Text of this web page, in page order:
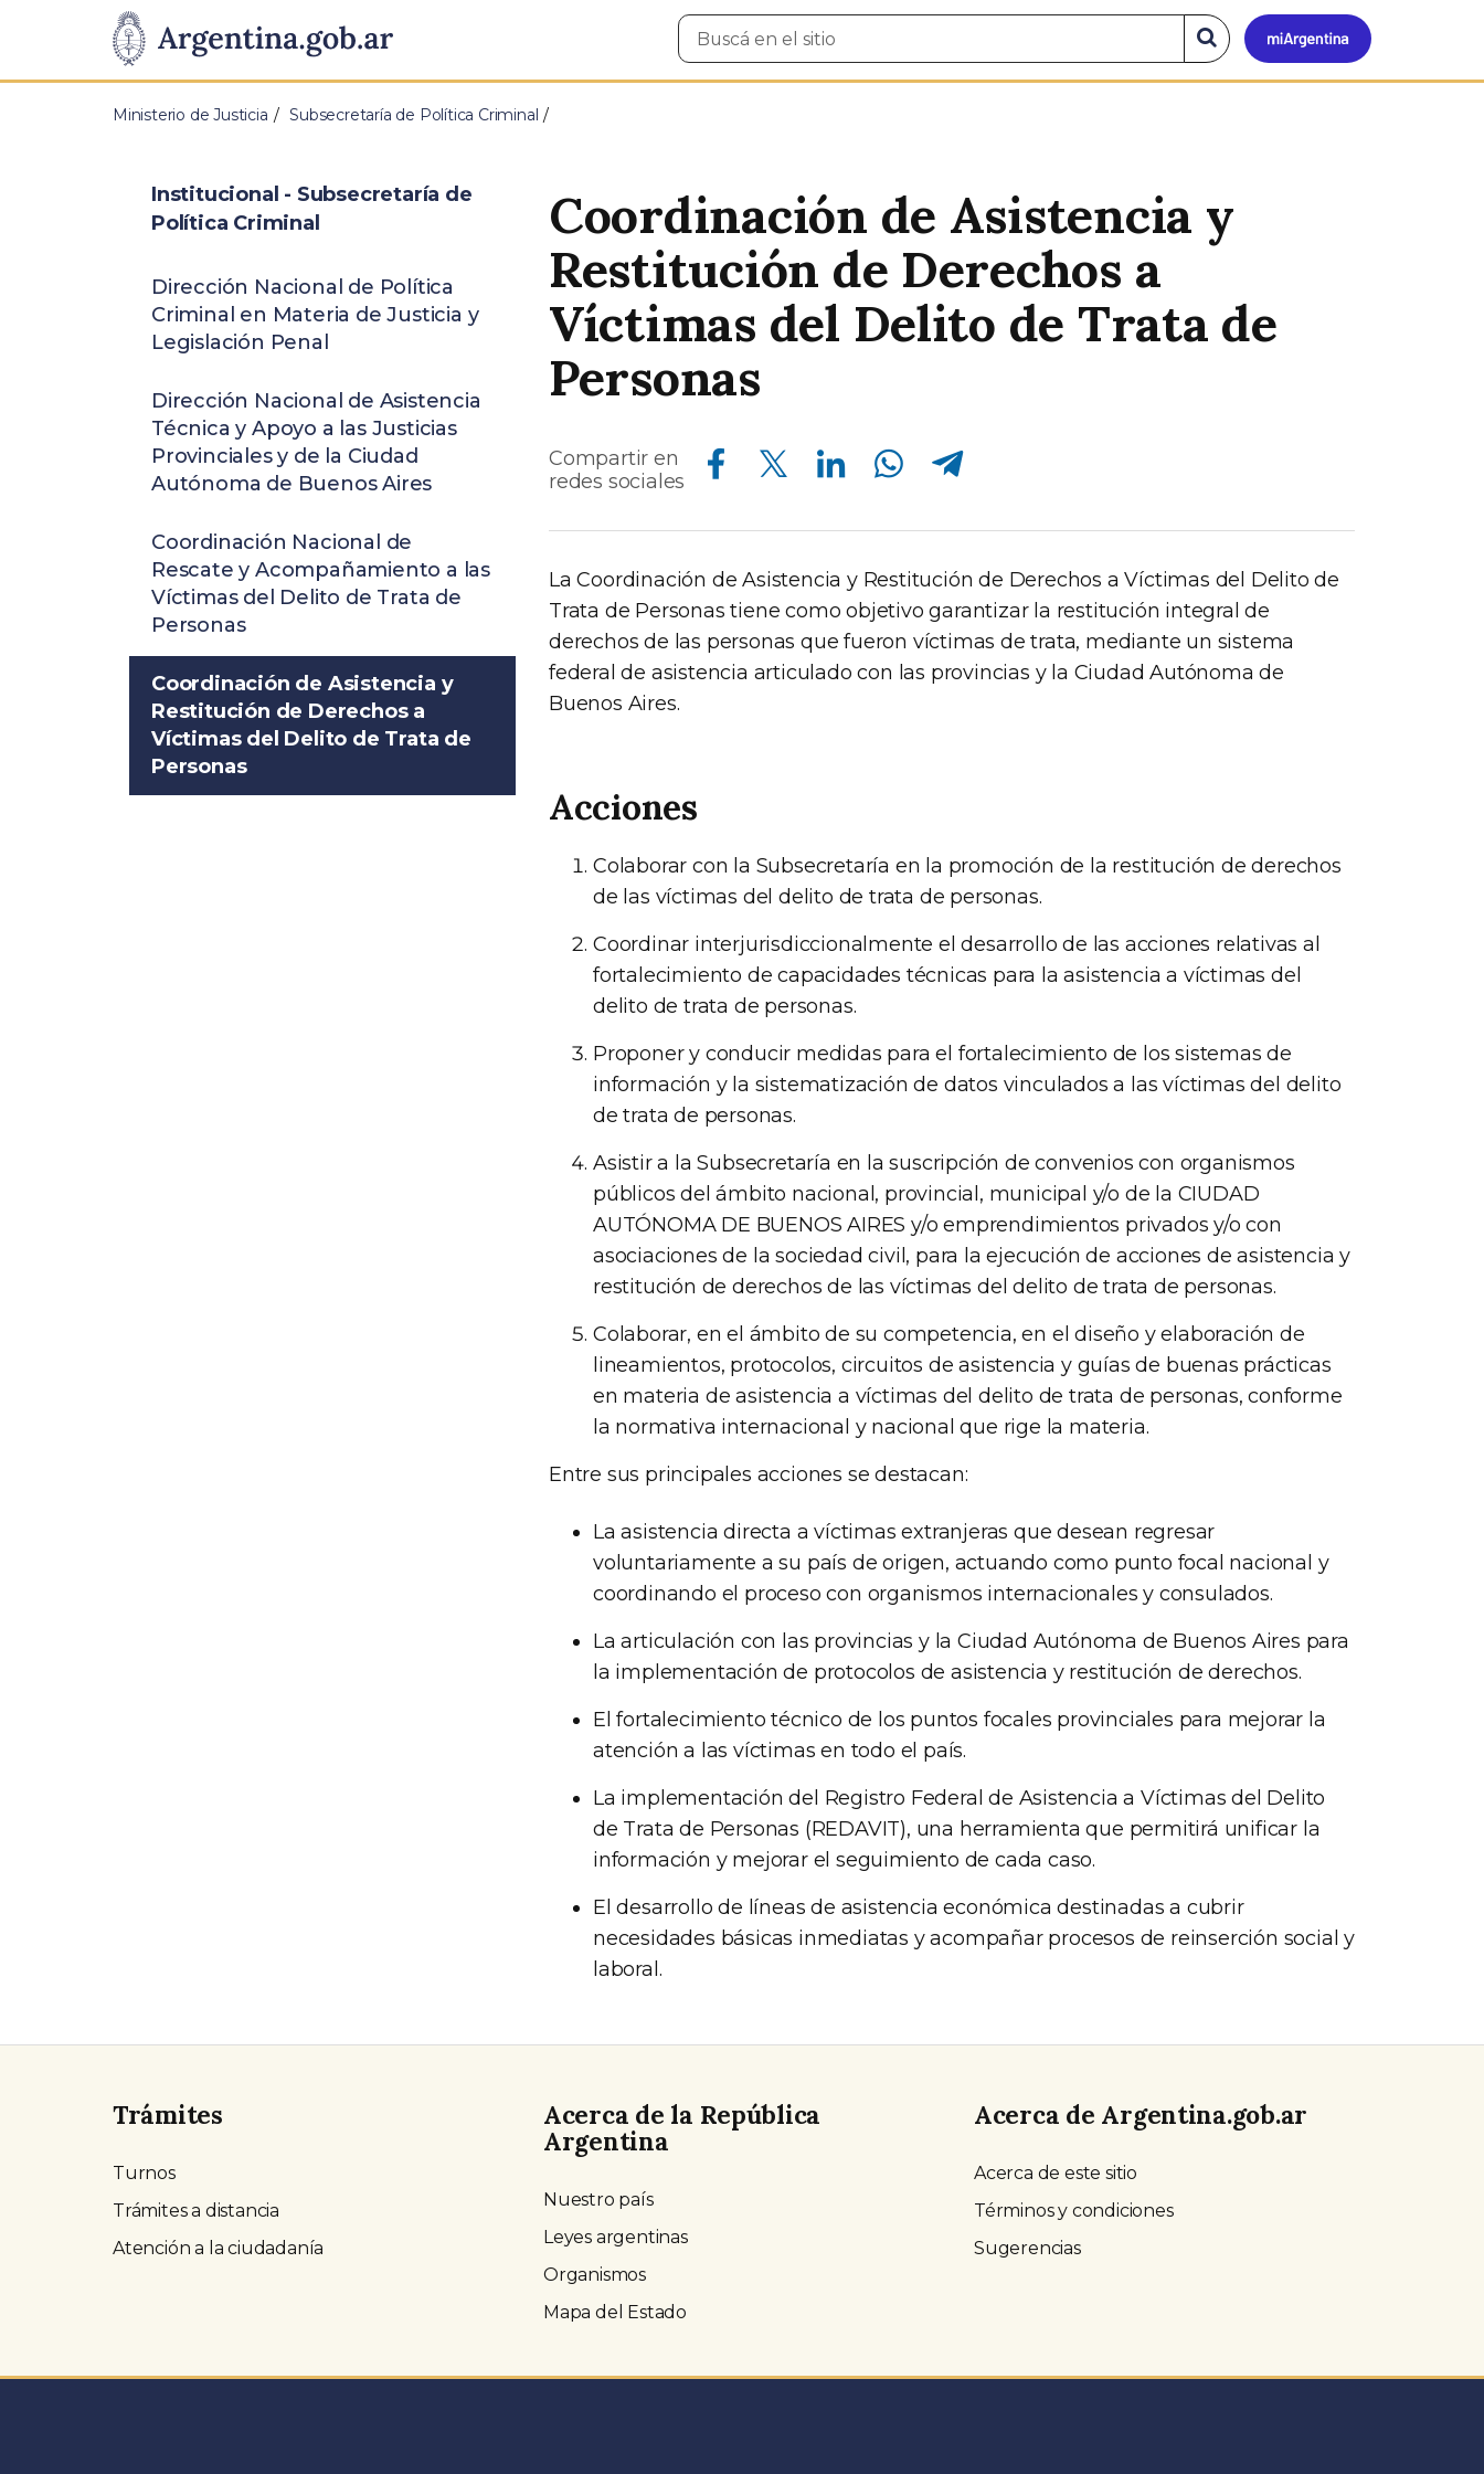
Presidencia
de
Pasar al contenido principal
Mi
Buscar
en
Buscar
en
el
Ministerio de Justicia Subsecretaría de Política Criminal
Coordinación de Asistencia y
Restitución de Derechos a
Víctimas del Delito de Trata de
Personas
Compartir en
redes sociales
Compartir en Facebook Compartir en Twitter Compartir en Linkedin Compartir en Whatsapp Compartir en Telegram
La Coordinación de Asistencia y Restitución de Derechos a Víctimas del Delito de
Trata de Personas tiene como objetivo garantizar la restitución integral de
derechos de las personas que fueron víctimas de trata, mediante un sistema
federal de asistencia articulado con las provincias y la Ciudad Autónoma de
Buenos Aires.
Acciones
Colaborar con la Subsecretaría en la promoción de la restitución de derechos
de las víctimas del delito de trata de personas.
Coordinar interjurisdiccionalmente el desarrollo de las acciones relativas al
fortalecimiento de capacidades técnicas para la asistencia a víctimas del
delito de trata de personas.
Proponer y conducir medidas para el fortalecimiento de los sistemas de
información y la sistematización de datos vinculados a las víctimas del delito
de trata de personas.
Asistir a la Subsecretaría en la suscripción de convenios con organismos
públicos del ámbito nacional, provincial, municipal y/o de la CIUDAD
AUTÓNOMA DE BUENOS AIRES y/o emprendimientos privados y/o con
asociaciones de la sociedad civil, para la ejecución de acciones de asistencia y
restitución de derechos de las víctimas del delito de trata de personas.
Colaborar, en el ámbito de su competencia, en el diseño y elaboración de
lineamientos, protocolos, circuitos de asistencia y guías de buenas prácticas
en materia de asistencia a víctimas del delito de trata de personas, conforme
la normativa internacional y nacional que rige la materia.
Entre sus principales acciones se destacan:
La asistencia directa a víctimas extranjeras que desean regresar
voluntariamente a su país de origen, actuando como punto focal nacional y
coordinando el proceso con organismos internacionales y consulados.
La articulación con las provincias y la Ciudad Autónoma de Buenos Aires para
la implementación de protocolos de asistencia y restitución de derechos.
El fortalecimiento técnico de los puntos focales provinciales para mejorar la
atención a las víctimas en todo el país.
La implementación del Registro Federal de Asistencia a Víctimas del Delito
de Trata de Personas (REDAVIT), una herramienta que permitirá unificar la
información y mejorar el seguimiento de cada caso.
El desarrollo de líneas de asistencia económica destinadas a cubrir
necesidades básicas inmediatas y acompañar procesos de reinserción social y
laboral.
Institucional - Subsecretaría de
Política Criminal
Dirección Nacional de Política
Criminal en Materia de Justicia y
Legislación Penal
Dirección Nacional de Asistencia
Técnica y Apoyo a las Justicias
Provinciales y de la Ciudad
Autónoma de Buenos Aires
Coordinación Nacional de
Rescate y Acompañamiento a las
Víctimas del Delito de Trata de
Personas
Coordinación de Asistencia y
Restitución de Derechos a
Víctimas del Delito de Trata de
Personas
Trámites
Turnos
Trámites a distancia
Atención a la ciudadanía
Acerca de la República
Argentina
Nuestro país
Leyes argentinas
Organismos
Mapa del Estado
Acerca de Argentina.gob.ar
Acerca de este sitio
Términos y condiciones
Sugerencias